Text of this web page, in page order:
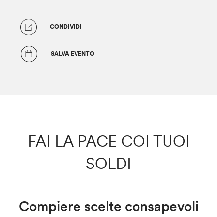
CONDIVIDI
SALVA EVENTO
FAI LA PACE COI TUOI
SOLDI
Compiere scelte consapevoli